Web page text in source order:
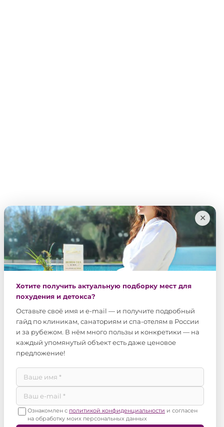
✕
Хотите получить актуальную подборку мест для
похудения и детокса?
Оставьте своё имя и e-mail — и получите подробный
гайд по клиникам, санаториям и спа-отелям в России
и за рубежом. В нём много пользы и конкретики — на
каждый упомянутый объект есть даже ценовое
предложение!
Ознакомлен с политикой конфиденциальности и согласен
на обработку моих персональных данных